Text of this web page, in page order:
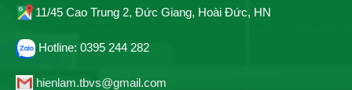
11/45 Cao Trung 2, Đức Giang, Hoài Đức, HN
Hotline: 0395 244 282
hienlam.tbvs@gmail.com